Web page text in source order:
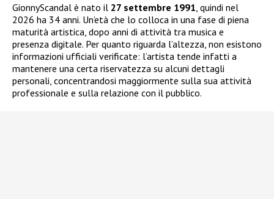
GionnyScandal è nato il 27 settembre 1991 , quindi nel
2026 ha 34 anni. Un’età che lo colloca in una fase di piena
maturità artistica, dopo anni di attività tra musica e
presenza digitale. Per quanto riguarda l’altezza, non esistono
informazioni ufficiali verificate: l’artista tende infatti a
mantenere una certa riservatezza su alcuni dettagli
personali, concentrandosi maggiormente sulla sua attività
professionale e sulla relazione con il pubblico.